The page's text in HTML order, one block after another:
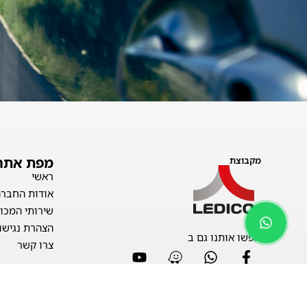
מקבוצת
חפשו אותנו גם ב
מפת
ראשי
אודות
שירותי
הצהרת
צרו קשר